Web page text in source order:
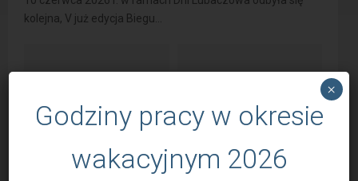
kolejna, V już edycja Biegu...
Dni Lubaczowa 2026 –
Wielokulturowy Lubaczów,
Za nami „Leśne potyczki
2026”
Godziny pracy w okresie
wakacyjnym 2026
×